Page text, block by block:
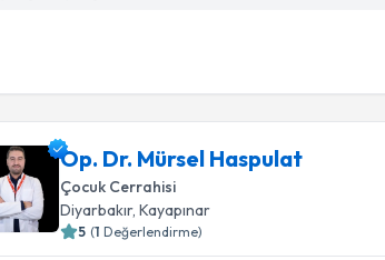
Op. Dr. Mürsel Haspulat
Çocuk Cerrahisi
Diyarbakır,Kayapınar
5 (1 Değerlendirme)